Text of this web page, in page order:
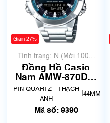
Giảm 27%
Tình trạng: N (Mới 100%
chưa qua sử dụng)
Đồng Hồ Casio
Nam AMW-870DA-
2A2VDF | New | Mã
số 9390
PIN QUARTZ - THẠCH
ANH
44MM
Mã số: 9390